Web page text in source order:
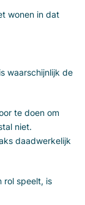
wonen in dat
waarschijnlijk de
te doen om
niet.
daadwerkelijk
rol speelt, is